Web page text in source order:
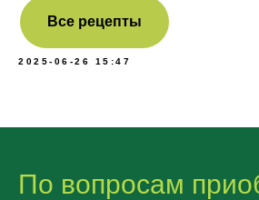
Все рецепты
2025-06-26 15:47
По вопросам